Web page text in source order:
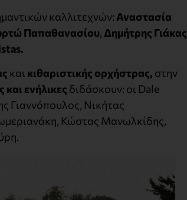
καλλιτεχνών: Αναστασία
Παπαθανασίου, Δημήτρης Γιάκας
και κιθαριστικής ορχήστρας, στην
ενήλικες διδάσκουν: οι Dale
Γιαννόπουλος, Νικήτας
Κώστας Μανωλκίδης,